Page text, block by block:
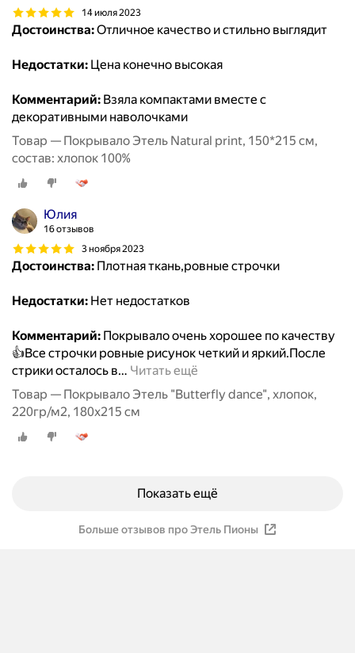
14 июля 2023
Достоинства:Отличное качество и стильно выглядит
Недостатки: Цена конечно высокая
Комментарий: Взяла компактами вместе с
декоративными наволочками
Товар — Покрывало Этель Natural print, 150*215 см,
состав: хлопок 100%
Юлия
16 отзывов
3 ноября 2023
Достоинства: Плотная ткань,ровные строчки
Недостатки: Нет недостатков
Комментарий: Покрывало очень хорошее по качеству
👍Все строчки ровные рисунок четкий и яркий.После
стрики осталось в… Читать ещё
Товар — Покрывало Этель "Butterfly dance", хлопок,
220гр/м2, 180x215 см
Показать ещё
Больше отзывов про Этель Пионы